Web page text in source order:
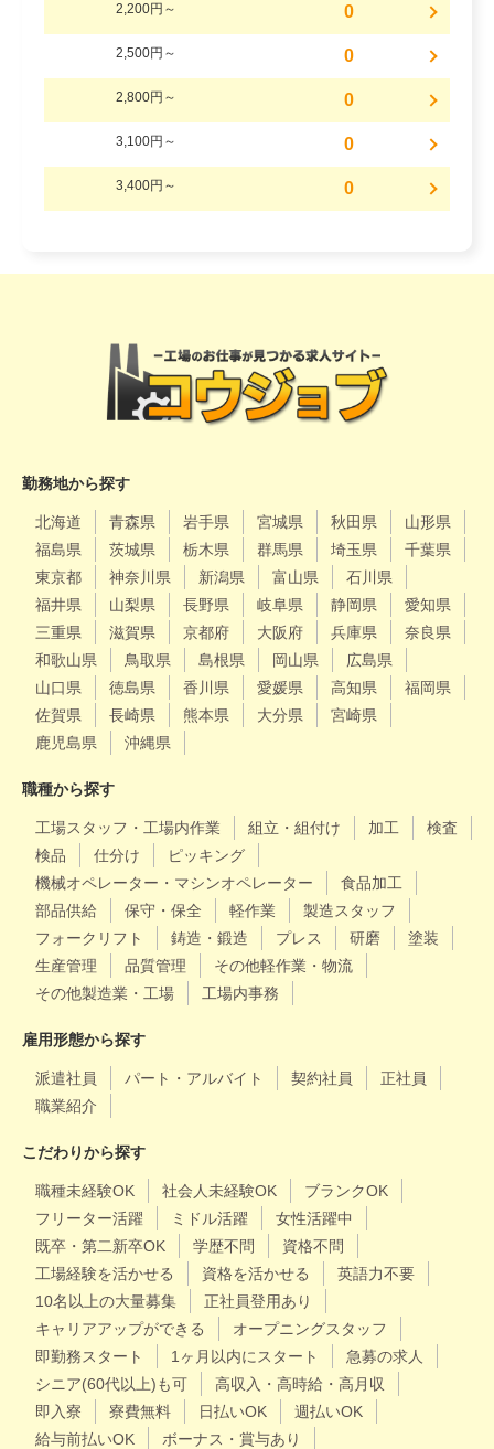
2,200円～ 0
2,500円～ 0
2,800円～ 0
3,100円～ 0
3,400円～ 0
勤務地から探す
北海道 青森県 岩手県 宮城県 秋田県
山形県
福島県
茨城県 栃木県 群馬県 埼玉県
千葉県
東京都
神奈川県 新潟県 富山県
石川県
福井県
山梨県 長野県 岐阜県 静岡県
愛知県
三重県
滋賀県 京都府 大阪府 兵庫県
奈良県
和歌山県
鳥取県 島根県 岡山県
広島県
山口県
徳島県 香川県 愛媛県 高知県
福岡県
佐賀県
長崎県 熊本県 大分県
宮崎県
鹿児島県
沖縄県
職種から探す
工場スタッフ・工場内作業 組立・組付け 加工
検査
検品
仕分け
ピッキング
機械オペレーター・マシンオペレーター
食品加工
部品供給
保守・保全 軽作業
製造スタッフ
フォークリフト
鋳造・鍛造 プレス 研磨
塗装
生産管理
品質管理
その他軽作業・物流
その他製造業・工場
工場内事務
雇用形態から探す
派遣社員 パート・アルバイト 契約社員
正社員
職業紹介
こだわりから探す
職種未経験OK 社会人未経験OK
ブランクOK
フリーター活躍
ミドル活躍
女性活躍中
既卒・第二新卒OK
学歴不問
資格不問
工場経験を活かせる
資格を活かせる
英語力不要
10名以上の大量募集
正社員登用あり
キャリアアップができる
オープニングスタッフ
即勤務スタート
1ヶ月以内にスタート
急募の求人
シニア(60代以上)も可
高収入・高時給・高月収
即入寮
寮費無料 日払いOK
週払いOK
給与前払いOK
ボーナス・賞与あり